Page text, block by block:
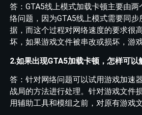
答：GTA5线上模式加载卡顿主要由两
络问题，因为GTA5线上模式需要同
据，而这个过程对网络速度的要求很
坏，如果游戏文件被串改或损坏，游
2.如果出现GTA5加载卡顿，怎样可以
答：针对网络问题可以试用游戏加速
战局的方法进行处理。针对游戏文件
用辅助工具和模组之前，对原有游戏